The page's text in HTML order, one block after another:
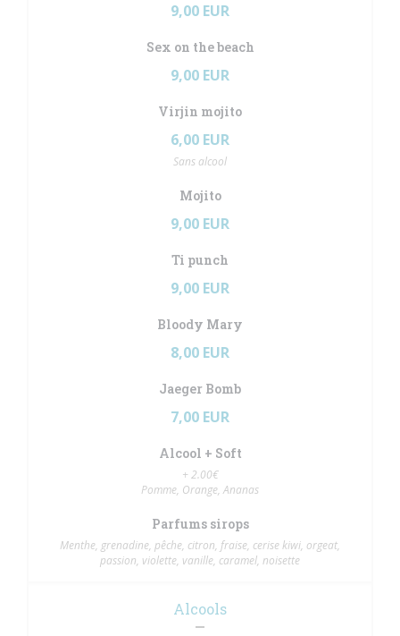
9,00 EUR
Sex on the beach
9,00 EUR
Virjin mojito
6,00 EUR
Sans alcool
Mojito
9,00 EUR
Ti punch
9,00 EUR
Bloody Mary
8,00 EUR
Jaeger Bomb
7,00 EUR
Alcool + Soft
+ 2.00€
Pomme, Orange, Ananas
Parfums sirops
Menthe, grenadine, pêche, citron, fraise, cerise kiwi, orgeat,
passion, violette, vanille, caramel, noisette
Alcools